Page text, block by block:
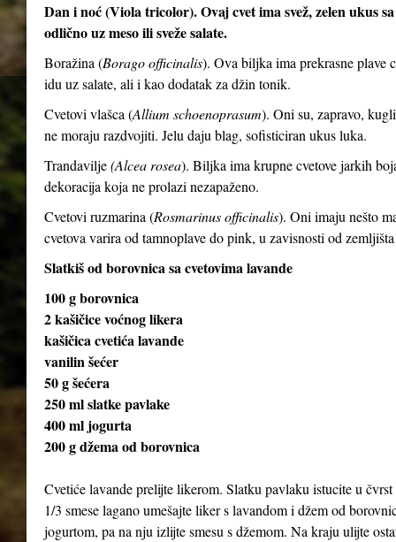
Dan i noć (Viola tricolor). Ovaj cvet ima svež, zelen ukus
odlično uz meso ili sveže salate.
Boražina (Borago officinalis). Ova biljka ima prekrasne plave
idu uz salate, ali i kao dodatak za džin tonik.
Cvetovi vlašca (Allium schoenoprasum). Oni su, zapravo,
ne moraju razdvojiti. Jelu daju blag, sofisticiran ukus luka.
Trandavilje(Alcea rosea). Biljka ima krupne cvetove jarkih
dekoracija koja ne prolazi nezapaženo.
Cvetovi ruzmarina (Rosmarinus officinalis). Oni imaju nešto
cvetova varira od tamnoplave do pink, u zavisnosti od
Slatkiš od borovnica sa cvetovima lavande
100 g borovnica
2 kašičice voćnog likera
kašičica cvetića lavande
vanilin šećer
50 g šećera
250 ml slatke pavlake
400 ml jogurta
200 g džema od borovnica
Cvetiće lavande prelijte likerom. Slatku pavlaku istucite u
1/3 smese lagano umešajte liker s lavandom i džem od
jogurtom, pa na nju izlijte smesu s džemom. Na kraju ulijte